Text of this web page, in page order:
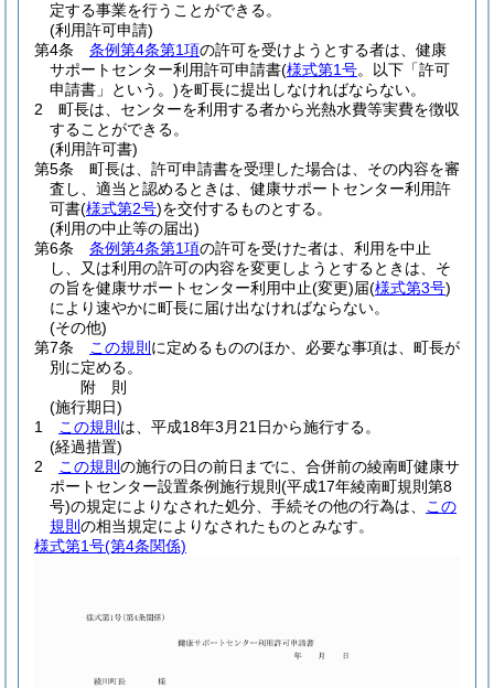
定する事業を行うことができる。
(利用許可申請)
第4条
条例第4条第1項の許可を受けようとする者は、健康
サポートセンター利用許可申請書(様式第1号。以下「許可
申請書」という。)を町長に提出しなければならない。
2
町長は、センターを利用する者から光熱水費等実費を徴収
することができる。
(利用許可書)
第5条
町長は、許可申請書を受理した場合は、その内容を審
査し、適当と認めるときは、健康サポートセンター利用許
可書(様式第2号)を交付するものとする。
(利用の中止等の届出)
第6条
条例第4条第1項の許可を受けた者は、利用を中止
し、又は利用の許可の内容を変更しようとするときは、そ
の旨を健康サポートセンター利用中止(変更)届(様式第3号)
により速やかに町長に届け出なければならない。
(その他)
第7条
この規則 に定めるもののほか、必要な事項は、町長が
別に定める。
附 則
(施行期日)
1
この規則 は、平成18年3月21日から施行する。
(経過措置)
2
この規則 の施行の日の前日までに、合併前の綾南町健康サ
ポートセンター設置条例施行規則 (平成17年綾南町規則第8
号)の規定によりなされた処分、手続その他の行為は、
この
規則 の相当規定によりなされたものとみなす。
様式第1号(第4条関係)